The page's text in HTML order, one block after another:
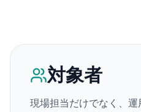
対象者
現場担当だけでなく、